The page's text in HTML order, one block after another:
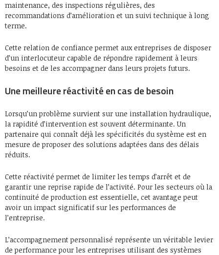
maintenance, des inspections régulières, des
recommandations d’amélioration et un suivi technique à long
terme.
Cette relation de confiance permet aux entreprises de disposer
d’un interlocuteur capable de répondre rapidement à leurs
besoins et de les accompagner dans leurs projets futurs.
Une meilleure réactivité en cas de besoin
Lorsqu’un problème survient sur une installation hydraulique,
la rapidité d’intervention est souvent déterminante. Un
partenaire qui connaît déjà les spécificités du système est en
mesure de proposer des solutions adaptées dans des délais
réduits.
Cette réactivité permet de limiter les temps d’arrêt et de
garantir une reprise rapide de l’activité. Pour les secteurs où la
continuité de production est essentielle, cet avantage peut
avoir un impact significatif sur les performances de
l’entreprise.
L’accompagnement personnalisé représente un véritable levier
de performance pour les entreprises utilisant des systèmes